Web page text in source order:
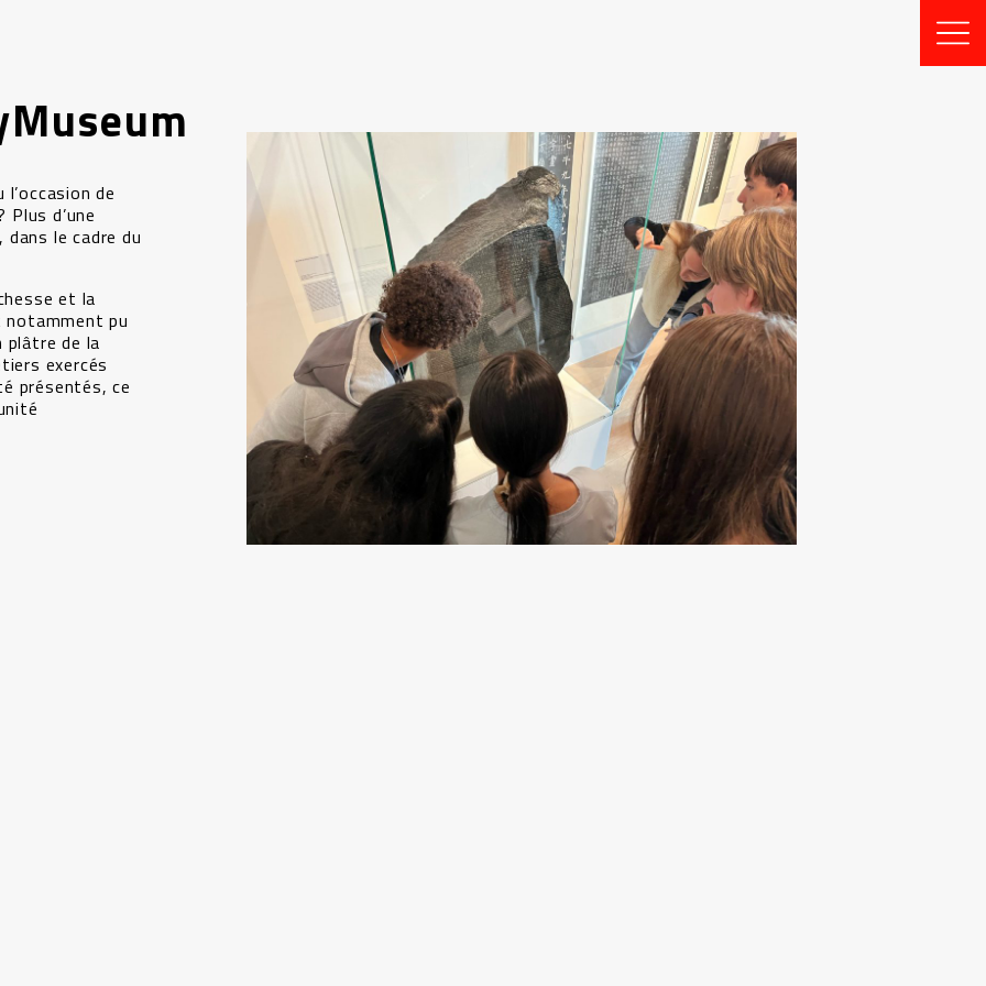
de
d’une
le cadre du
et la
notamment pu
plâtre de la
exercés
présentés, ce